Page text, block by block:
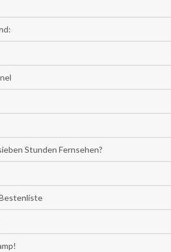
Stunden Fernsehen?